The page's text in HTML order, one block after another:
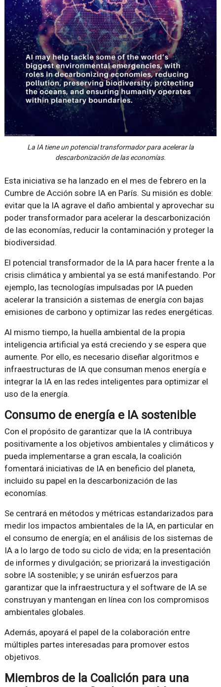
La IA tiene un potencial transformador para acelerar la
descarbonización de las economías.
Esta iniciativa se ha lanzado en el mes de febrero en la
Cumbre de Acción sobre IA en París. Su misión es doble:
evitar que la IA agrave el daño ambiental y aprovechar su
poder transformador para acelerar la descarbonización
de las economías, reducir la contaminación y proteger la
biodiversidad.
El potencial transformador de la IA para hacer frente a la
crisis climática y ambiental ya se está manifestando. Por
ejemplo, las tecnologías impulsadas por IA pueden
acelerar la transición a sistemas de energía con bajas
emisiones de carbono y optimizar las redes energéticas.
Al mismo tiempo, la huella ambiental de la propia
inteligencia artificial ya está creciendo y se espera que
aumente. Por ello, es necesario diseñar algoritmos e
infraestructuras de IA que consuman menos energía e
integrar la IA en las redes inteligentes para optimizar el
uso de la energía.
Consumo de energía e IA sostenible
Con el propósito de garantizar que la IA contribuya
positivamente a los objetivos ambientales y climáticos y
pueda implementarse a gran escala, la coalición
fomentará iniciativas de IA en beneficio del planeta,
incluido su papel en la descarbonización de las
economías.
Se centrará en métodos y métricas estandarizados para
medir los impactos ambientales de la IA, en particular en
el consumo de energía; en el análisis de los sistemas de
IA a lo largo de todo su ciclo de vida; en la presentación
de informes y divulgación; se priorizará la investigación
sobre IA sostenible; y se unirán esfuerzos para
garantizar que la infraestructura y el software de IA se
construyan y mantengan en línea con los compromisos
ambientales globales.
Además, apoyará el papel de la colaboración entre
múltiples partes interesadas para promover estos
objetivos.
Miembros de la Coalición para una